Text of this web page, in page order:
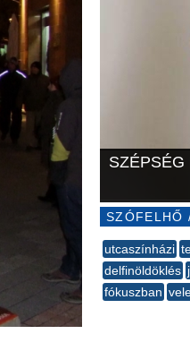
SZÉPSÉG
SZÓFELHŐ
utcaszínházi
delfinöldöklés
fókuszban